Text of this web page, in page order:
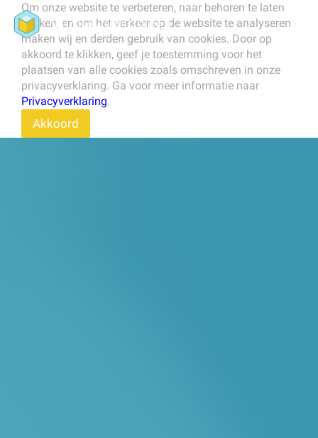
Om onze website te verbeteren, naar behoren te laten
werken, en om het verkeer op de website te analyseren
maken wij en derden gebruik van cookies. Door op
akkoord te klikken, geef je toestemming voor het
plaatsen van alle cookies zoals omschreven in onze
privacyverklaring. Ga voor meer informatie naar
Privacyverklaring.
Akkoord